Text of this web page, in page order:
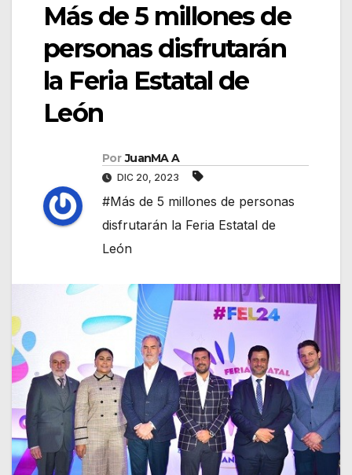
Más de 5 millones de
personas disfrutarán
la Feria Estatal de
León
Por JuanMA A
DIC 20, 2023
#Más de 5 millones de personas
disfrutarán la Feria Estatal de
León